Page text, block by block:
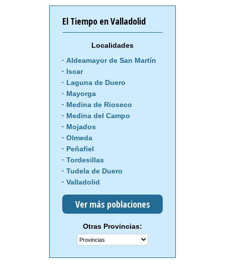
El Tiempo en Valladolid
Localidades
Aldeamayor de San Martín
Iscar
Laguna de Duero
Mayorga
Medina de Rioseco
Medina del Campo
Mojados
Olmeda
Peñafiel
Tordesillas
Tudela de Duero
Valladolid
Ver más poblaciones
Otras Provincias: